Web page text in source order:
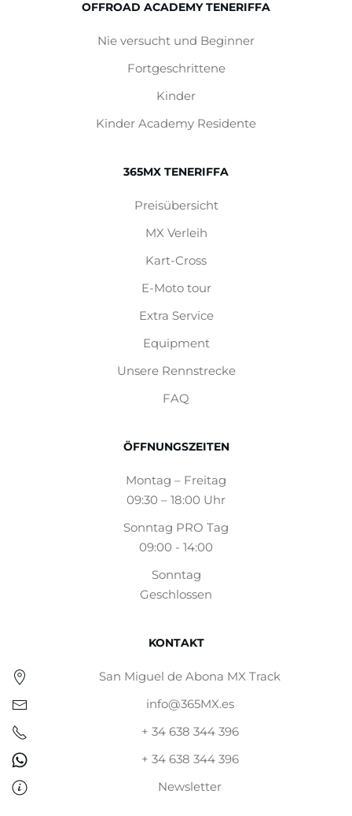
OFFROAD ACADEMY TENERIFFA
Nie versucht und Beginner
Fortgeschrittene
Kinder
Kinder Academy Residente
365MX TENERIFFA
Preisübersicht
MX Verleih
Kart-Cross
E-Moto tour
Extra Service
Equipment
Unsere Rennstrecke
FAQ
ÖFFNUNGSZEITEN
Montag – Freitag
09:30 – 18:00 Uhr
Sonntag PRO Tag
09:00 - 14:00
Sonntag
Geschlossen
KONTAKT
San Miguel de Abona MX Track
info@365MX.es
+ 34 638 344 396
+ 34 638 344 396
Newsletter